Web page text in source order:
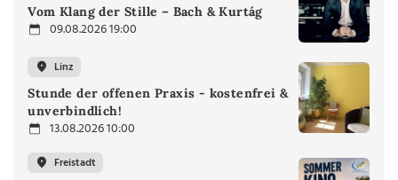
Vom Klang der Stille – Bach & Kurtág
09.08.2026 19:00
Linz
Stunde der offenen Praxis - kostenfrei &
unverbindlich!
13.08.2026 10:00
Freistadt